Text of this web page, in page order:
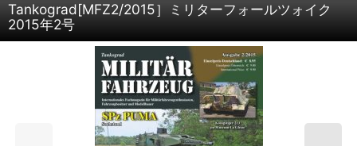
Tankograd[MFZ2/2015］ミリターフォールツォイク
2015年2号